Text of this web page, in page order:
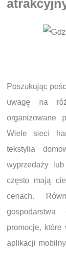
Poszukując
uwagę na
organizowane
Wiele sieci
tekstylia
wyprzedaży
często mają
cenach.
promocje, które
aplikacji